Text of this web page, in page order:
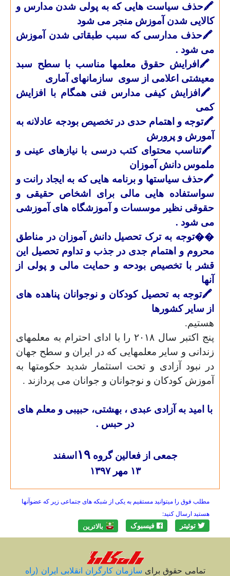
🖍حذف سیاست هایی که به پولی شدن مدارس و
کالایی شدن آموزش منجر می شود
🖍حذف مدارسی که سبب طبقاتی شدن آموزش
می شود .
🖍 افرایش حقوق معلمها مناسب با سطح سبد
معیشتی اعلامی از سوی سازمانهای آماری
🖍 افزایش کیفی مدارس فنی همگام با افزایش
کمی
🖍توجه و اهتمام حدی در تخصیص بودجه عادلانه به
آمورش و پرورش
🖍تناسب محتوای کتب درسی با نیازهای عینی و
ملموس دانش آموزان
🖍حذف سیاستها و برنامه هایی که به ایجاد رانت و
سواستفاده هایی مالی برای اشخاص حقیقی و
حقوقی نظیر موسسات و آموزشگاه های آموزشی
می شود .
��توجه به ترک تحصیل دانش آموزان در مناطق
محروم و اهتمام جدی در جذب و تداوم تحصیل این
قشر با تخصیص بودحه و حمایت مالی و پولی از
آنها
🖍توجه به تحصیل کودکان و نوجوانان پناهده های
از سایر کشورها
هستیم.
پنج اکتبر سال ۲۰۱۸ را با ادای احترام به معلمهای
زندانی و سایر معلمهایی که در ایران و سطح جهان
در نبود آزادی و تحت استثمار شدید حکومتها به
آموزش کودکان و نوجوانان و جوانان می پردازند .
با امید به آزادی عبدی ، بهشتی، حبیبی و معلم های
در حبس .
جمعی از فعالین گروه۱۹ اسفند
۱۳ مهر ۱۳۹۷
مطلب فوق را میتوانید مستقیم به یکی از شبکه های جتماعی زیر که عضوآنها
هستید ارسال کنید:
توئیتر فیسبوک بالاترين
تمامی حقوق برای سازمان کارگران انقلابی ايران (راه